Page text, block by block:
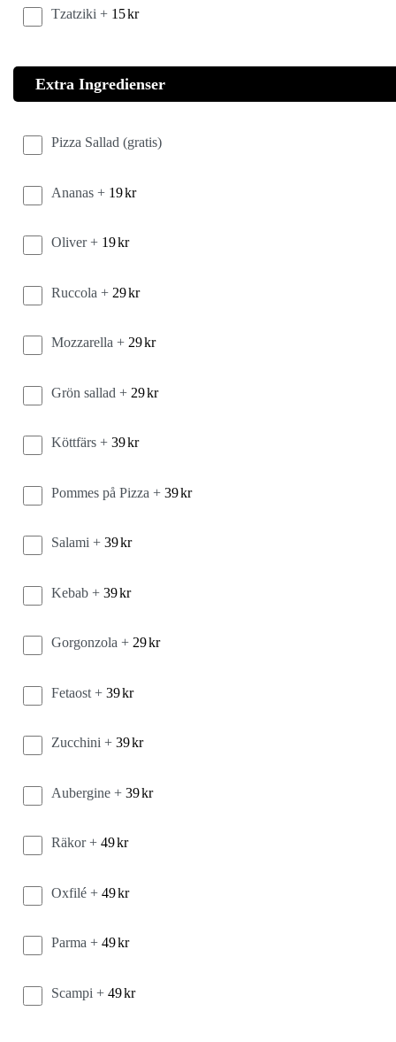
Tzatziki + 15kr
Extra Ingredienser
Pizza Sallad (gratis)
Ananas + 19kr
Oliver + 19kr
Ruccola + 29kr
Mozzarella + 29kr
Grön sallad + 29kr
Köttfärs + 39kr
Pommes på Pizza + 39kr
Salami + 39kr
Kebab + 39kr
Gorgonzola + 29kr
Fetaost + 39kr
Zucchini + 39kr
Aubergine + 39kr
Räkor + 49kr
Oxfilé + 49kr
Parma + 49kr
Scampi + 49kr